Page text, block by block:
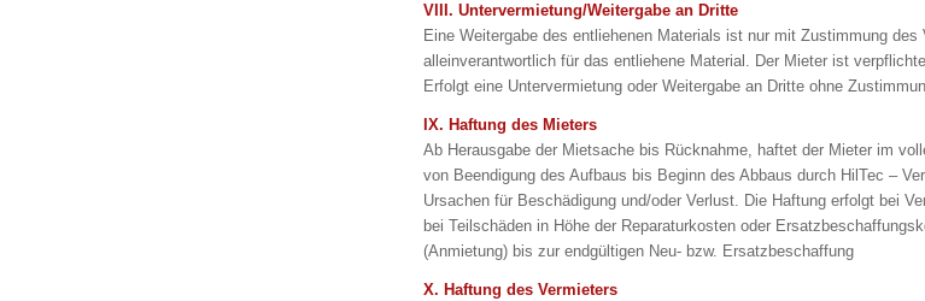
VIII. Untervermietung/Weitergabe an Dritte
Eine Weitergabe des entliehenen Materials ist nur mit Zustimmung
alleinverantwortlich für das entliehene Material. Der Mieter ist
Erfolgt eine Untervermietung oder Weitergabe an Dritte ohne
IX. Haftung des Mieters
Ab Herausgabe der Mietsache bis Rücknahme, haftet der Mieter im
von Beendigung des Aufbaus bis Beginn des Abbaus durch HilTec –
Ursachen für Beschädigung und/oder Verlust. Die Haftung erfolgt bei
bei Teilschäden in Höhe der Reparaturkosten oder
(Anmietung) bis zur endgültigen Neu- bzw. Ersatzbeschaffung
X. Haftung des Vermieters